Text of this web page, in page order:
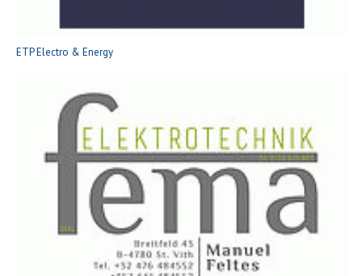
ETP Electro & Energy